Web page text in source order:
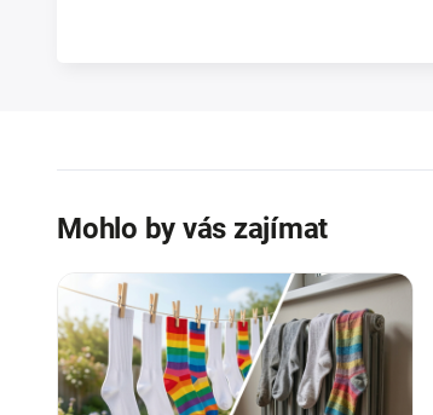
Mohlo by vás zajímat